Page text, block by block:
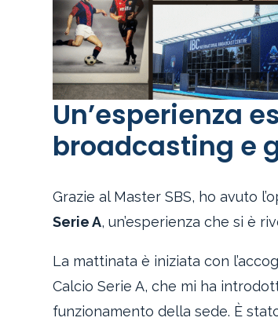
Un’esperienza
broadcasting e
Grazie al Master SBS, ho avuto
Serie A, un’esperienza che si è
La mattinata è iniziata con
Calcio Serie A, che mi ha
funzionamento della sede. È